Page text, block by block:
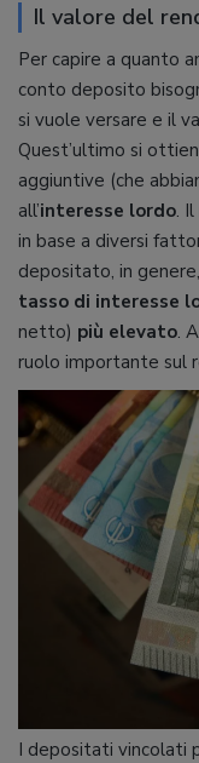
Il valore del
Per capire a quanto
conto deposito
si vuole versare e il
Quest’ultimo si
aggiuntive (che
all’interesse lordo.
in base a diversi
depositato, in
tasso di interesse
netto) più elevato.
ruolo importante sul
I depositati vincolati